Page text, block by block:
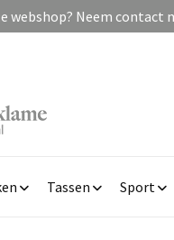
webshop? Neem
Tassen Sport